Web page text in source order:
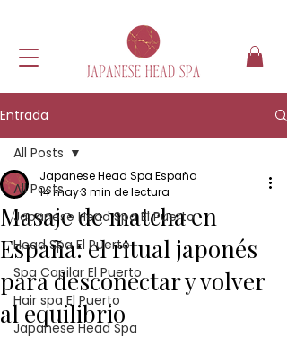
Entrada
All Posts
Japanese Head Spa El Puerto
Head Spa El Puerto
Spa Capilar El Puerto
Hair spa El Puerto
Japanese Head Spa
All Posts
Masaje de matcha en
España: el ritual japonés
para desconectar y volver
al equilibrio
Japanese Head Spa España
14 may3 min de lectura